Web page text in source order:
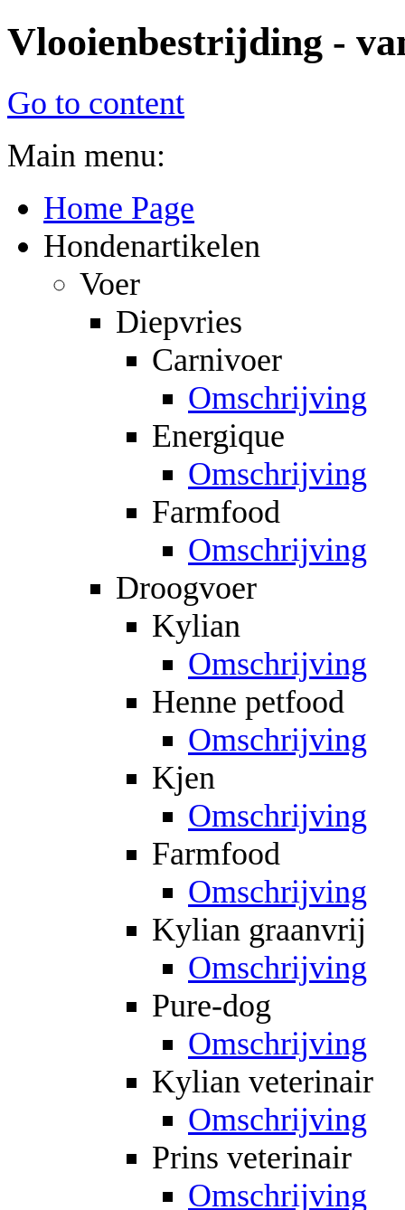
Vlooienbestrijding -
Go to content
Main menu:
Home Page
Hondenartikelen
Voer
Diepvries
Carnivoer
Omschrijving
Energique
Omschrijving
Farmfood
Omschrijving
Droogvoer
Kylian
Omschrijving
Henne petfood
Omschrijving
Kjen
Omschrijving
Farmfood
Omschrijving
Kylian graanvrij
Omschrijving
Pure-dog
Omschrijving
Kylian veterinair
Omschrijving
Prins veterinair
Omschrijving